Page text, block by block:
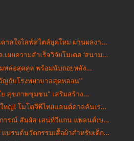
าลใจไลฟ์สไตล์ยุคใหม่ ผ่านผลงา...
เผยความสำเร็จวิจัยโมเดล ‘สนาม...
หล่อสุดคูล พร้อมนับถอยหลัง...
ญกับโรงพยาบาลสุดหลอน”
สุขภาพชุมชน” เสริมสร้าง...
หญ่! โมโตจีพีไทยแลนด์ดวลคันเร...
ารณ์ สัมผัส เสน่ห์วีแกน แพลนต์เบ...
แบรนด์นวัตกรรมเสื้อผ้าสำหรับเด็ก...